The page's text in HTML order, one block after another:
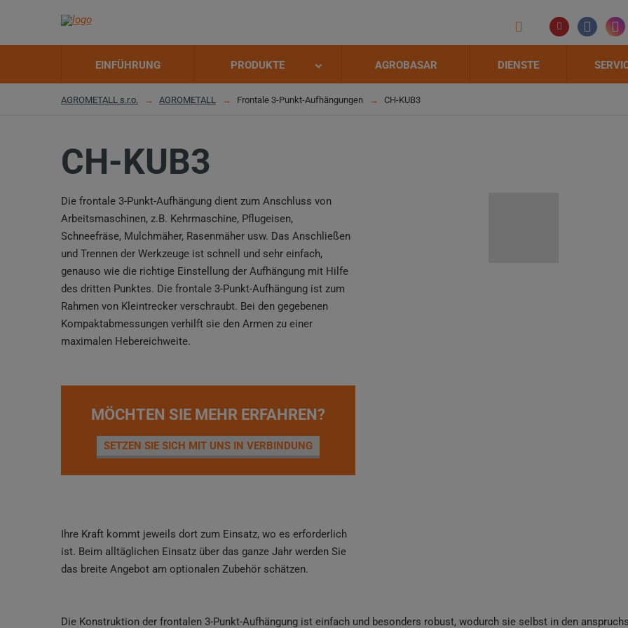
EINFÜHRUNG PRODUKTE AGROBASAR DIENSTE
AGROMETALL s.r.o. AGROMETALL Frontale 3-Punkt-Aufhängungen CH-KUB3
CH-KUB3
Die frontale 3-Punkt-Aufhängung dient zum Anschluss von
Arbeitsmaschinen, z.B. Kehrmaschine, Pflugeisen,
Schneefräse, Mulchmäher, Rasenmäher usw. Das Anschließen
und Trennen der Werkzeuge ist schnell und sehr einfach,
genauso wie die richtige Einstellung der Aufhängung mit Hilfe
des dritten Punktes. Die frontale 3-Punkt-Aufhängung ist zum
Rahmen von Kleintrecker verschraubt. Bei den gegebenen
Kompaktabmessungen verhilft sie den Armen zu einer
maximalen Hebereichweite.
MÖCHTEN SIE MEHR ERFAHREN?
SETZEN SIE SICH MIT UNS IN VERBINDUNG
Ihre Kraft kommt jeweils dort zum Einsatz, wo es erforderlich
ist. Beim alltäglichen Einsatz über das ganze Jahr werden Sie
das breite Angebot am optionalen Zubehör schätzen.
Die Konstruktion der frontalen 3-Punkt-Aufhängung ist einfach und besonders robust, wodurch sie selbst in den